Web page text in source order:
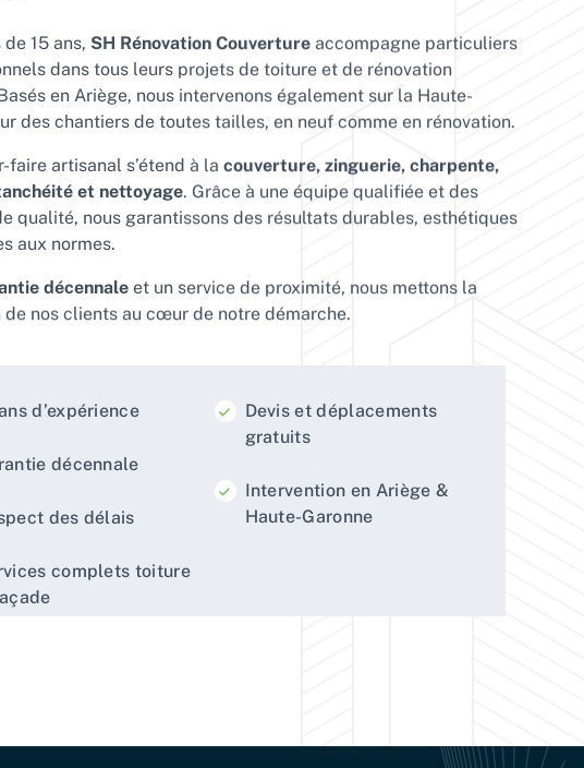
15 ans, SH Rénovation Couverture accompagne particuliers
dans tous leurs projets de toiture et de rénovation
en Ariège, nous intervenons également sur la Haute-
des chantiers de toutes tailles, en neuf comme en rénovation.
faire artisanal s’étend à la couverture, zinguerie, charpente,
et nettoyage. Grâce à une équipe qualifiée et des
qualité, nous garantissons des résultats durables, esthétiques
aux normes.
décennale et un service de proximité, nous mettons la
nos clients au cœur de notre démarche.
d’expérience
décennale
des délais
complets toiture
Devis et déplacements
gratuits
Intervention en Ariège &
Haute-Garonne